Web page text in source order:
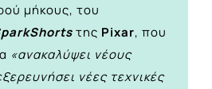
μήκους, του
της Pixar, που
«ανακαλύψει νέους
νέες τεχνικές